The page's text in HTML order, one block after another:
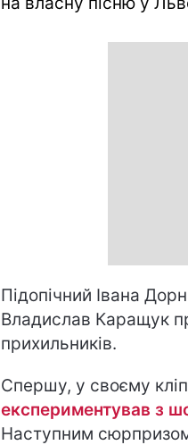
Підопічний Івана
Владислав Каращук
прихильників.
Спершу, у своєму
експериментував з
Наступним сюрпризом